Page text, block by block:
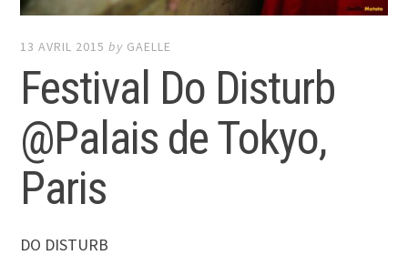
13 AVRIL 2015 by GAELLE
Festival Do Disturb
@Palais de Tokyo,
Paris
DO DISTURB